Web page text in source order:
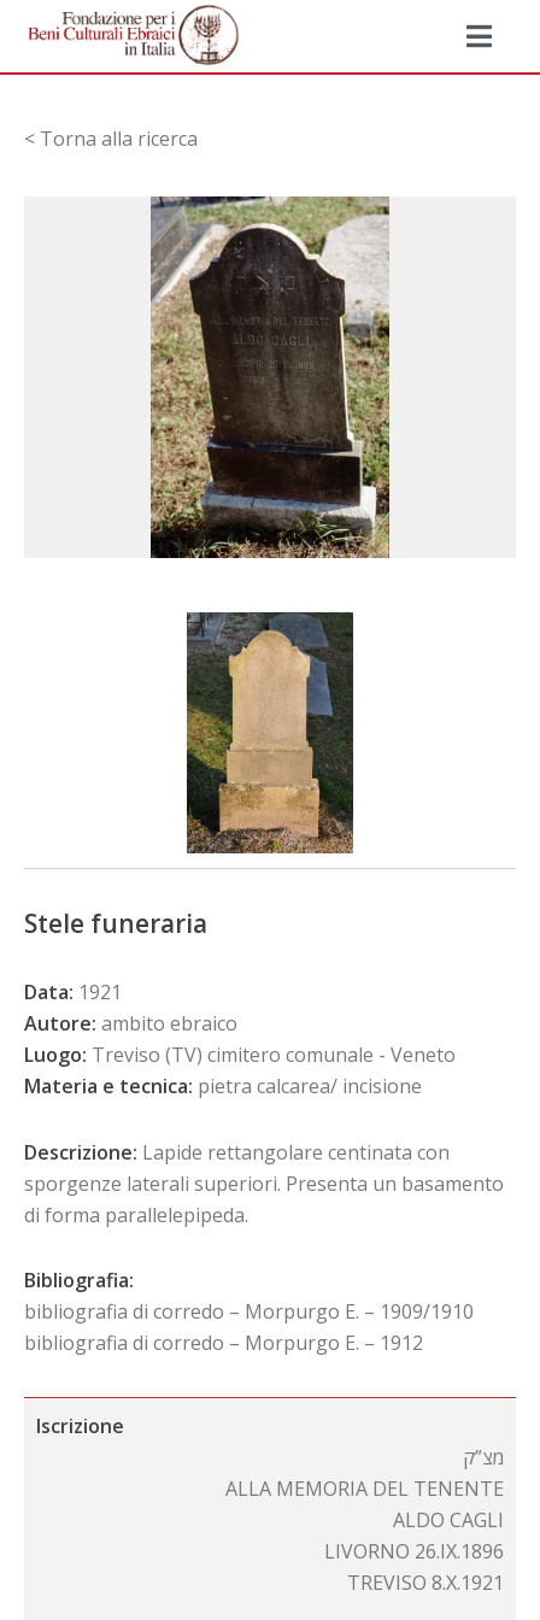
< Torna alla ricerca
Stele funeraria
Data: 1921
Autore: ambito ebraico
Luogo: Treviso (TV) cimitero comunale - Veneto
Materia e tecnica: pietra calcarea/ incisione
Descrizione: Lapide rettangolare centinata con
sporgenze laterali superiori. Presenta un basamento
di forma parallelepipeda.
Bibliografia:
bibliografia di corredo – Morpurgo E. – 1909/1910
bibliografia di corredo – Morpurgo E. – 1912
Iscrizione
מצ”ק
ALLA MEMORIA DEL TENENTE
ALDO CAGLI
LIVORNO 26.IX.1896
TREVISO 8.X.1921